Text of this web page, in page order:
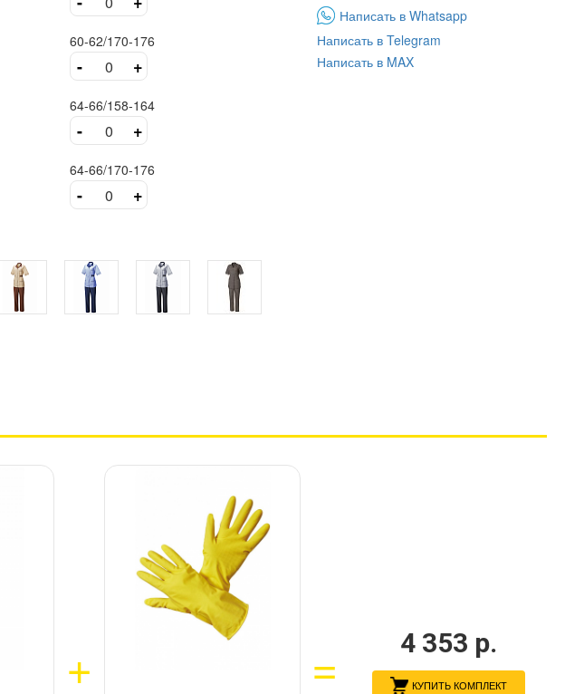
60-62/170-176
- +
64-66/158-164
- +
64-66/170-176
- +
Написать в Whatsapp
Написать в Telegram
Написать в MAX
4 353 р.
КУПИТЬ КОМПЛЕКТ